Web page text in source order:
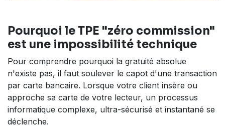
Pourquoi le TPE "zéro commission"
est une impossibilité technique
Pour comprendre pourquoi la gratuité absolue
n'existe pas, il faut soulever le capot d'une transaction
par carte bancaire. Lorsque votre client insère ou
approche sa carte de votre lecteur, un processus
informatique complexe, ultra-sécurisé et instantané se
déclenche.